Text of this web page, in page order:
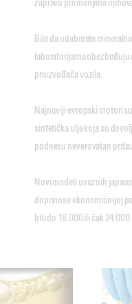
Bilo da odaberete
laboratorijama obezbeđuju
proizvođača vozila.
Najnoviji evropski motori
sintetička ulja koja su
podnesu neverovatan
Novi modeli uvoznih
doprinose ekonomičnijoj
biti do 16.000 ili čak 24.000